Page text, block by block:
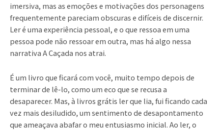
imersiva, mas as emoções e motivações dos personagens
frequentemente pareciam obscuras e difíceis de discernir.
Ler é uma experiência pessoal, e o que ressoa em uma
pessoa pode não ressoar em outra, mas há algo nessa
narrativa A Caçada nos atrai.
É um livro que ficará com você, muito tempo depois de
terminar de lê-lo, como um eco que se recusa a
desaparecer. Mas, à livros grátis ler que lia, fui ficando cada
vez mais desiludido, um sentimento de desapontamento
que ameaçava abafar o meu entusiasmo inicial. Ao ler, o